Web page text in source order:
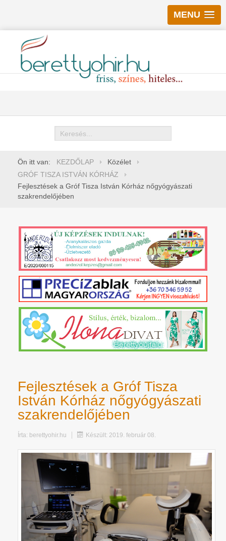
MENU
Keresés
Ön itt van: KEZDŐLAP
Közélet
GRÓF TISZA ISTVÁN KÓRHÁZ
Fejlesztések a Gróf Tisza István Kórház nőgyógyászati
szakrendelőjében
Fejlesztések a Gróf Tisza
István Kórház nőgyógyászati
szakrendelőjében
Írta: berettyohir.hu Készült: 2019. február 08.